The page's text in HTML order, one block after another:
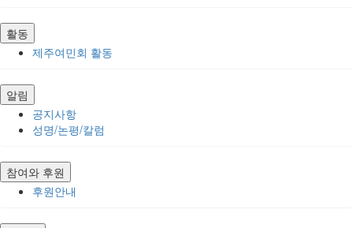
활동
제주여민회 활동
알림
공지사항
성명/논평/칼럼
참여와 후원
후원안내